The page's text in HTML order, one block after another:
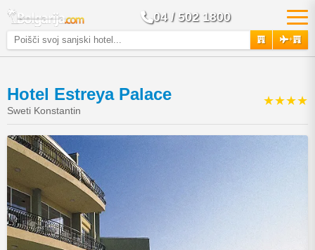
04 / 502 1800
+
Hotel Estreya Palace
Sweti Konstantin
★★★★